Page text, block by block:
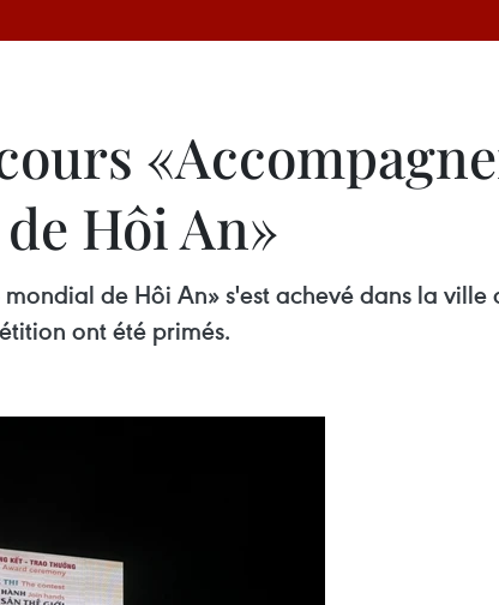
Hôi An»
de Hôi An» s'est achevé dans la
ont été primés.